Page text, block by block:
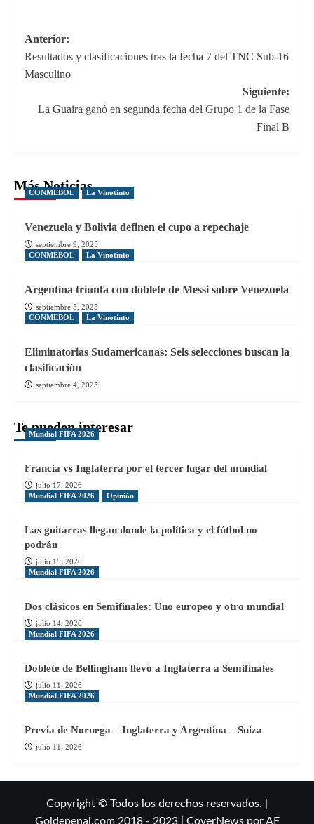
Navegación
de
Anterior:
Resultados y clasificaciones tras la fecha 7 del TNC Sub-16
Masculino
Siguiente:
La Guaira ganó en segunda fecha del Grupo 1 de la Fase
Final B
Más Noticias
CONMEBOL La Vinotinto
Venezuela y Bolivia definen el cupo a repechaje
septiembre 9, 2025
CONMEBOL
La Vinotinto
Argentina triunfa con doblete de Messi sobre Venezuela
septiembre 5, 2025
CONMEBOL
La Vinotinto
Eliminatorias Sudamericanas: Seis selecciones buscan la
clasificación
septiembre 4, 2025
Te pueden interesar
Mundial FIFA 2026
Francia vs Inglaterra por el tercer lugar del mundial
julio 17, 2026
Mundial FIFA 2026
Opinión
Las guitarras llegan donde la política y el fútbol no
podrán
julio 15, 2026
Mundial FIFA 2026
Dos clásicos en Semifinales: Uno europeo y otro mundial
julio 14, 2026
Mundial FIFA 2026
Doblete de Bellingham llevó a Inglaterra a Semifinales
julio 11, 2026
Mundial FIFA 2026
Previa de Noruega – Inglaterra y Argentina – Suiza
julio 11, 2026
Copyright © Todos los derechos reservados. |
Goldepenal.com 2018 - 2023
CoverNewspor AF